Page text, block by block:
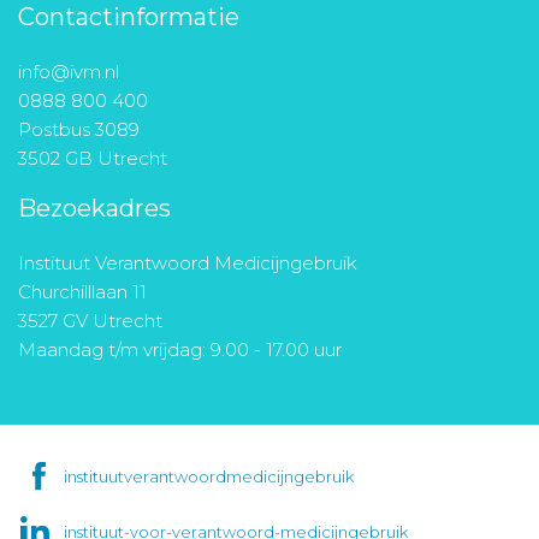
Contactinformatie
info@ivm.nl
0888 800 400
Postbus 3089
3502 GB Utrecht
Bezoekadres
Instituut Verantwoord Medicijngebruik
Churchilllaan 11
3527 GV Utrecht
Maandag t/m vrijdag: 9.00 - 17.00 uur
instituutverantwoordmedicijngebruik
instituut-voor-verantwoord-medicijngebruik